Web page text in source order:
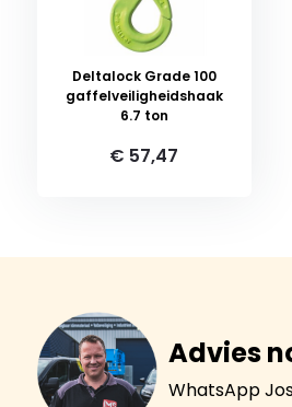
Deltalock Grade 100
gaffelveiligheidshaak
6.7 ton
€ 57,47
Advies
WhatsApp